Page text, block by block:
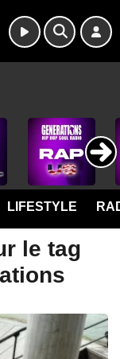
LIFESTYLE
le tag